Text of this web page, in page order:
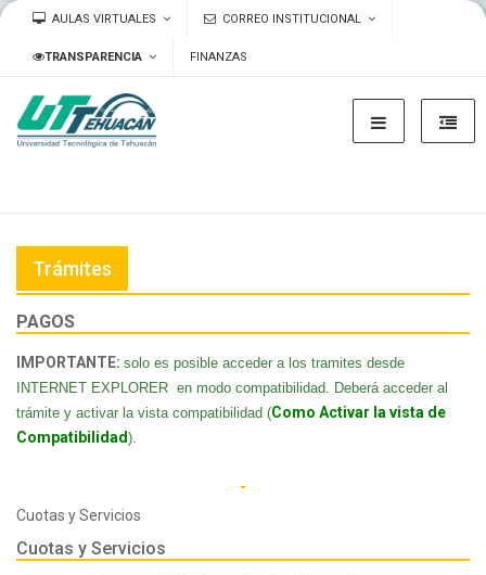
AULAS VIRTUALES CORREO INSTITUCIONAL
TRANSPARENCIA FINANZAS
Trámites
PAGOS
IMPORTANTE: solo es posible acceder a los tramites desde
INTERNET EXPLORER en modo compatibilidad. Deberá acceder al
trámite y activar la vista compatibilidad (Como Activar la vista de
Compatibilidad ).
Cuotas y Servicios
Cuotas y Servicios